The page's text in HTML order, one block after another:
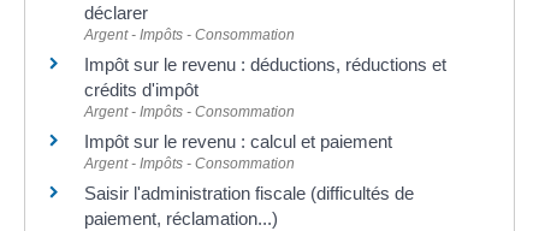
déclarer
Argent - Impôts - Consommation
Impôt sur le revenu : déductions, réductions et
crédits d'impôt
Argent - Impôts - Consommation
Impôt sur le revenu : calcul et paiement
Argent - Impôts - Consommation
Saisir l'administration fiscale (difficultés de
paiement, réclamation...)